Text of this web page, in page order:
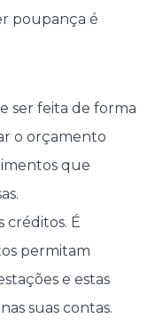
poupança é
ser feita de forma
o orçamento
que
créditos. É
permitam
e estas
suas contas.